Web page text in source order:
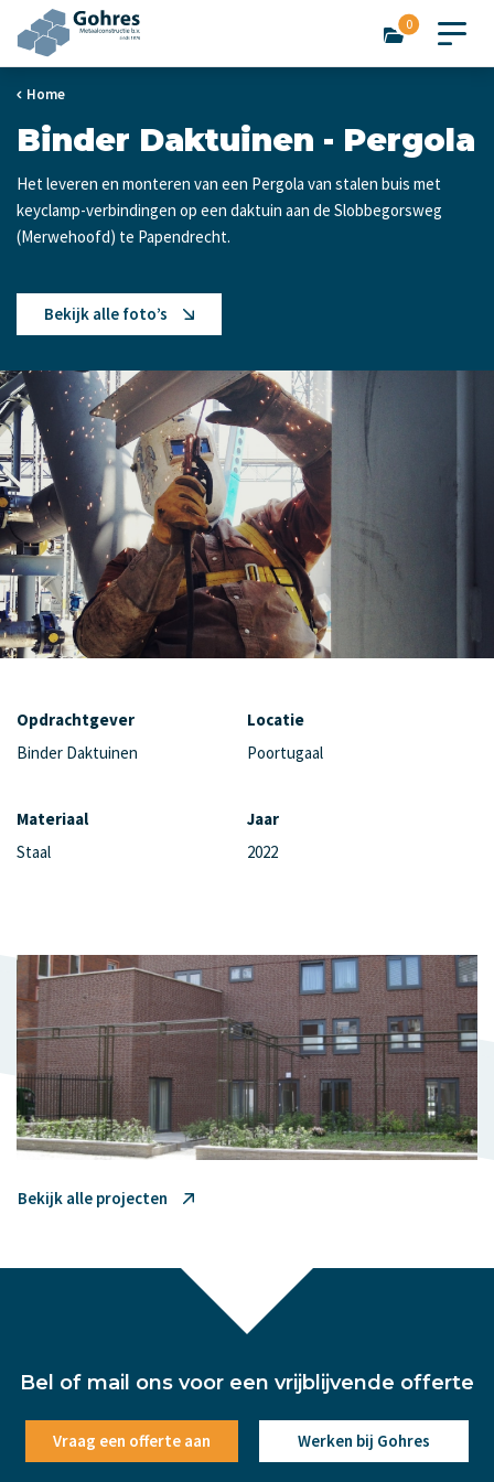
0
Home
Binder Daktuinen - Pergola
Het leveren en monteren van een Pergola van stalen buis met
keyclamp-verbindingen op een daktuin aan de Slobbegorsweg
(Merwehoofd) te Papendrecht.
Bekijk alle foto’s
Opdrachtgever
Binder Daktuinen
Locatie
Poortugaal
Materiaal
Staal
Jaar
2022
Bekijk alle projecten
Bel of mail ons voor een vrijblijvende offerte
Vraag een offerte aan Werken bij Gohres